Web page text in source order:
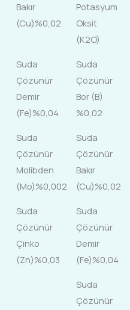
Bakır
(Cu)%0,02
Potasyum
Oksit
(K2O)
Suda
Çözünür
Demir
(Fe)%0,04
Suda
Çözünür
Bor (B)
%0,02
Suda
Çözünür
Molibden
(Mo)%0,002
Suda
Çözünür
Bakır
(Cu)%0,02
Suda
Çözünür
Çinko
(Zn)%0,03
Suda
Çözünür
Demir
(Fe)%0,04
Suda
Çözünür